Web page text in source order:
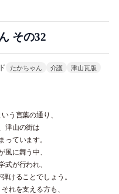
その32
たかちゃん 介護 津山瓦版
う言葉の通り、
津山の街は
ています。
に舞う中、
が行われ、
けることでしょう。
れを支える方も、